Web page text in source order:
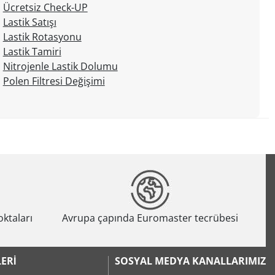
Ücretsiz Check-UP
Lastik Satışı
Lastik Rotasyonu
Lastik Tamiri
Nitrojenle Lastik Dolumu
Polen Filtresi Değişimi
Avrupa çapında Euromaster tecrübesi
SOSYAL MEDYA KANALLARIMIZ